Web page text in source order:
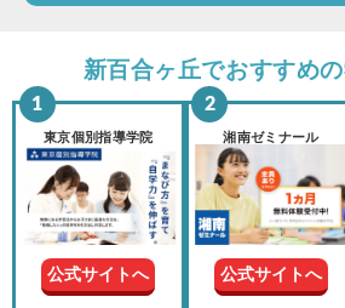
地域・駅 新百合ヶ丘駅
選択されていません
市区町村 選択されていません 変更
現在の
学年
新百合ヶ丘でおすすめ
東京個別指導学院
公式サイトへ
湘南ゼミナール
公式サイトへ